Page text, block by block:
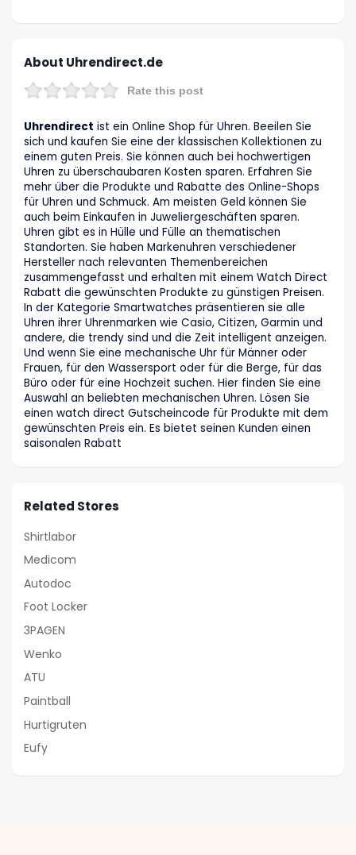
About Uhrendirect.de
Rate this post
Uhrendirect ist ein Online Shop für Uhren. Beeilen Sie
sich und kaufen Sie eine der klassischen Kollektionen zu
einem guten Preis. Sie können auch bei hochwertigen
Uhren zu überschaubaren Kosten sparen. Erfahren Sie
mehr über die Produkte und Rabatte des Online-Shops
für Uhren und Schmuck. Am meisten Geld können Sie
auch beim Einkaufen in Juweliergeschäften sparen.
Uhren gibt es in Hülle und Fülle an thematischen
Standorten. Sie haben Markenuhren verschiedener
Hersteller nach relevanten Themenbereichen
zusammengefasst und erhalten mit einem Watch Direct
Rabatt die gewünschten Produkte zu günstigen Preisen.
In der Kategorie Smartwatches präsentieren sie alle
Uhren ihrer Uhrenmarken wie Casio, Citizen, Garmin und
andere, die trendy sind und die Zeit intelligent anzeigen.
Und wenn Sie eine mechanische Uhr für Männer oder
Frauen, für den Wassersport oder für die Berge, für das
Büro oder für eine Hochzeit suchen. Hier finden Sie eine
Auswahl an beliebten mechanischen Uhren. Lösen Sie
einen watch direct Gutscheincode für Produkte mit dem
gewünschten Preis ein. Es bietet seinen Kunden einen
saisonalen Rabatt
Related Stores
Shirtlabor
Medicom
Autodoc
Foot Locker
3PAGEN
Wenko
ATU
Paintball
Hurtigruten
Eufy